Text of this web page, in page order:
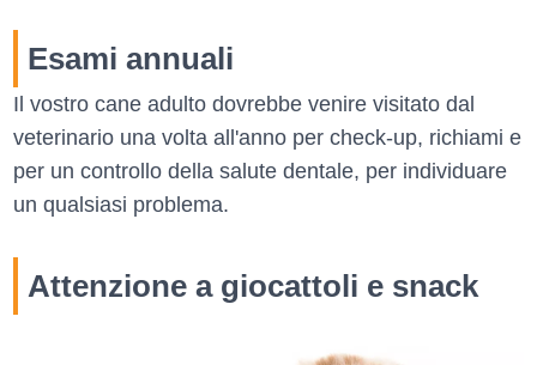
Esami annuali
Il vostro cane adulto dovrebbe venire visitato dal
veterinario una volta all'anno per check-up, richiami e
per un controllo della salute dentale, per individuare
un qualsiasi problema.
Attenzione a giocattoli e snack